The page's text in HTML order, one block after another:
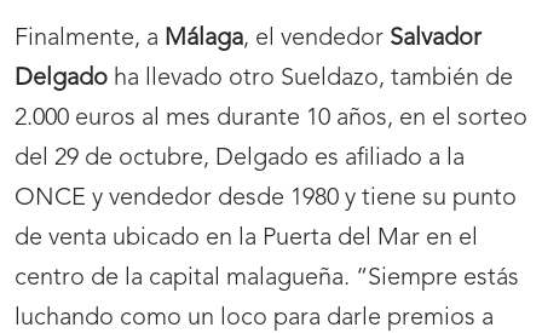
Finalmente, a Málaga, el vendedor Salvador
Delgado ha llevado otro Sueldazo, también de
2.000 euros al mes durante 10 años, en el sorteo
del 29 de octubre, Delgado es afiliado a la
ONCE y vendedor desde 1980 y tiene su punto
de venta ubicado en la Puerta del Mar en el
centro de la capital malagueña. “Siempre estás
luchando como un loco para darle premios a